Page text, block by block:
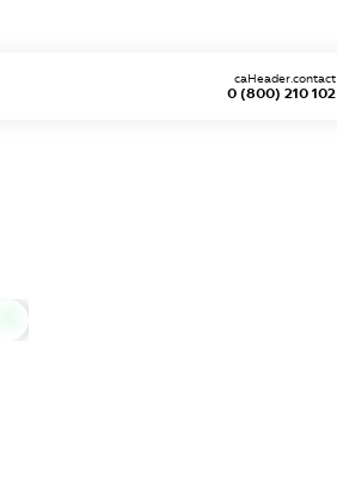
0 (800) 210 102
caHeader.contact